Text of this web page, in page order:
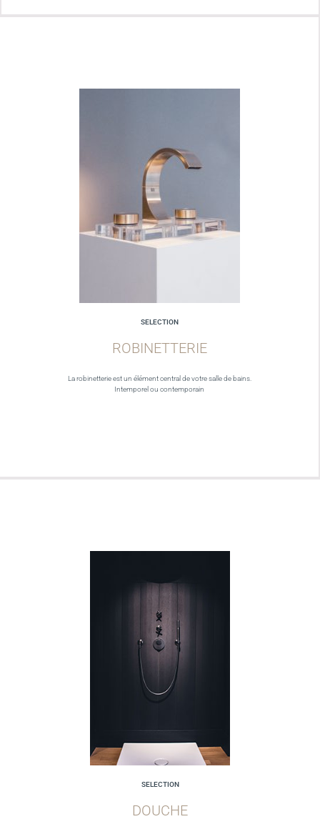
SELECTION
ROBINETTERIE
La robinetterie est un élément central de votre salle de bains.
Intemporel ou contemporain
SELECTION
DOUCHE